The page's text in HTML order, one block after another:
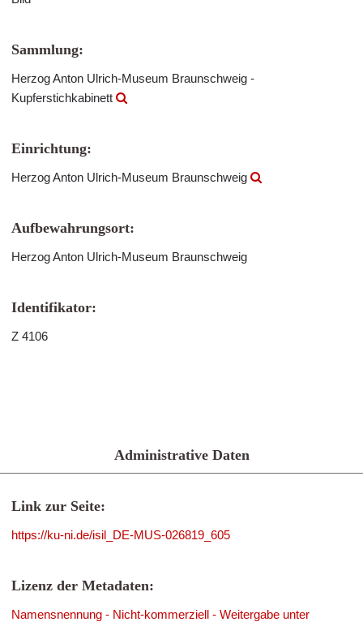
Sammlung:
Herzog Anton Ulrich-Museum Braunschweig -
Kupferstichkabinett
Einrichtung:
Herzog Anton Ulrich-Museum Braunschweig
Aufbewahrungsort:
Herzog Anton Ulrich-Museum Braunschweig
Identifikator:
Z 4106
Administrative Daten
Link zur Seite:
https://ku-ni.de/isil_DE-MUS-026819_605
Lizenz der Metadaten:
Namensnennung - Nicht-kommerziell - Weitergabe unter